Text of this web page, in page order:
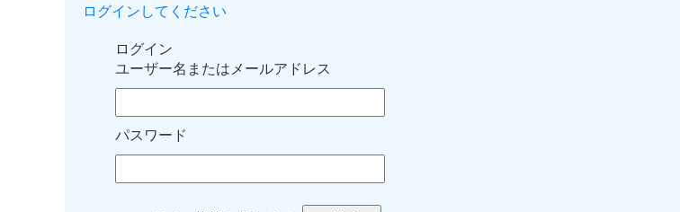
ログインしてください
ログイン
ユーザー名またはメールアドレス
パスワード